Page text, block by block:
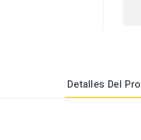
Detalles Del